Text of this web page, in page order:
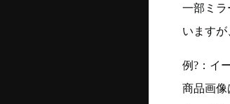
一部ミラ
います
例?：イ
商品画像